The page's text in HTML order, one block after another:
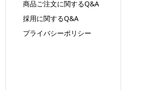
商品ご注文に関するQ&A
採用に関するQ&A
プライバシーポリシー